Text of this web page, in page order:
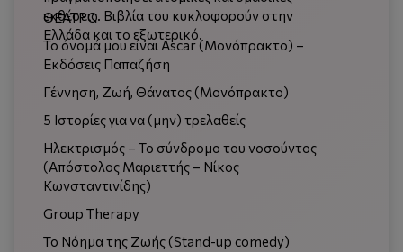
εκθέσεις. Βιβλία του κυκλοφορούν στην
Ελλάδα και το εξωτερικό.
ΘΕΑΤΡΟ
Το όνομά μου είναι Ascar (Μονόπρακτο) –
Εκδόσεις Παπαζήση
Γέννηση, Ζωή, Θάνατος (Μονόπρακτο)
5 Ιστορίες για να (μην) τρελαθείς
Ηλεκτρισμός – Το σύνδρομο του νοσούντος
(Απόστολος Μαριεττής – Νίκος
Κωνσταντινίδης)
Group Therapy
Το Νόημα της Ζωής (Stand-up comedy)